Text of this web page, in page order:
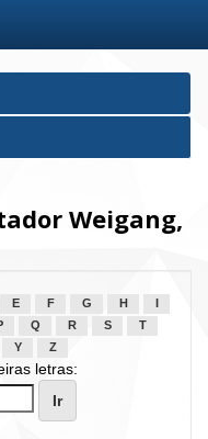
Weigang,
E F G H
Q R S
T
Y Z
letras: